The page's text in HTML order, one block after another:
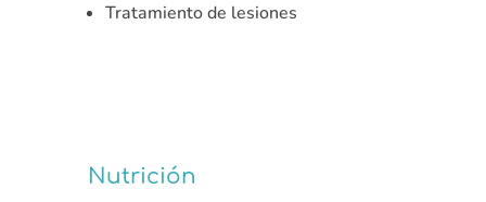
Tratamiento de lesiones
Nutrición